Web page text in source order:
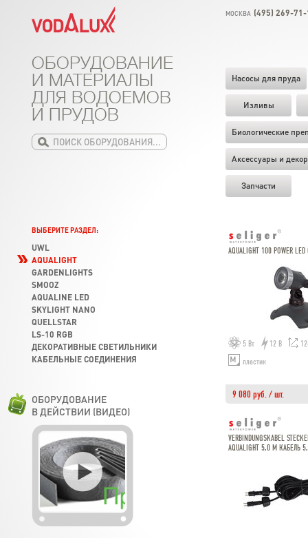
МОСКВА (495) 269-
Насосы для пруда
Изливы
Биологические
Аксессуары и декор
Запчасти
ОБОРУДОВАНИЕ
И МАТЕРИАЛЫ
ДЛЯ ВОДОЕМОВ
И ПРУДОВ
AQUALIGHT 100 POWER
5 Вт 12 В
пластик
9 080 руб. / шт.
VERBINDUNGSKABEL
AQUALIGHT 5,0 M КАБЕЛЬ
ВЫБЕРИТЕ РАЗДЕЛ:
UWL
AQUALIGHT
GARDENLIGHTS
SMOOZ
AQUALINE LED
SKYLIGHT NANO
QUELLSTAR
LS-10 RGB
ДЕКОРАТИВНЫЕ СВЕТИЛЬНИКИ
КАБЕЛЬНЫЕ СОЕДИНЕНИЯ
ОБОРУДОВАНИЕ
В ДЕЙСТВИИ (ВИДЕО)